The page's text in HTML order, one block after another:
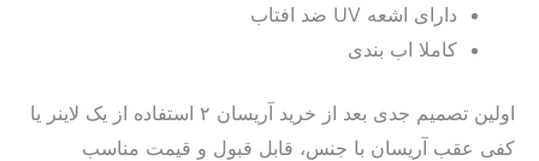
دارای اشعه UV ضد افتاب
کاملا اب بندی
اولین تصمیم جدی بعد از خرید آریسان ۲ استفاده از یک لاینر یا
کفی عقب آریسان با جنس، قابل قبول و قیمت مناسب